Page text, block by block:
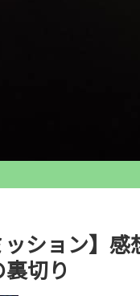
ション】
切り